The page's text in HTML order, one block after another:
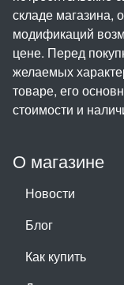
О магазине
Новости
Блог
Как купить
складе магазина,
модификаций
цене. Перед
желаемых
товаре, его
стоимости и